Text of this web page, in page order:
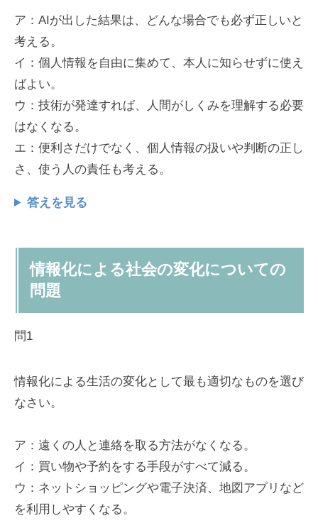
ア：AIが出した結果は、どんな場合でも必ず正しいと
考える。
イ：個人情報を自由に集めて、本人に知らせずに使え
ばよい。
ウ：技術が発達すれば、人間がしくみを理解する必要
はなくなる。
エ：便利さだけでなく、個人情報の扱いや判断の正し
さ、使う人の責任も考える。
答えを見る
情報化による社会の変化についての
問題
問1
情報化による生活の変化として最も適切なものを選び
なさい。
ア：遠くの人と連絡を取る方法がなくなる。
イ：買い物や予約をする手段がすべて減る。
ウ：ネットショッピングや電子決済、地図アプリなど
を利用しやすくなる。